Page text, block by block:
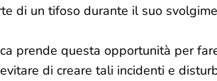
di un tifoso durante il suo
prende questa opportunità per
di creare tali incidenti e